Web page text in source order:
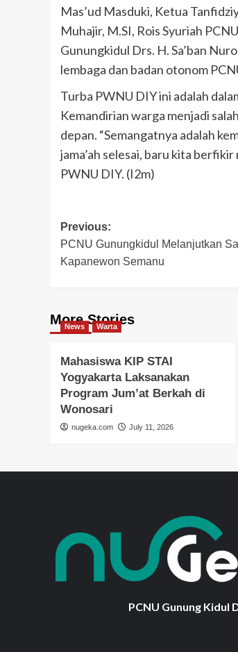
Mas’ud Masduki, Ketua
Muhajir, M.SI, Rois Syuriah
Gunungkidul Drs. H. Sa’ban
lembaga dan badan otonom
Turba PWNU DIY ini adalah
Kemandirian warga menjadi
depan. “Semangatnya adalah
jama’ah selesai, baru kita
PWNU DIY. (I2m)
Post
navigation
Previous:
PCNU Gunungkidul Melanjutkan
Kapanewon Semanu
More Stories
News Warta
Mahasiswa KIP STAI
Yogyakarta Laksanakan
Program Jum’at Berkah di
Wonosari
nugeka.com July 11, 2026
PCNU Gunung Kidul